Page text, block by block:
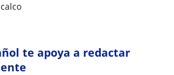
te apoya a redactar